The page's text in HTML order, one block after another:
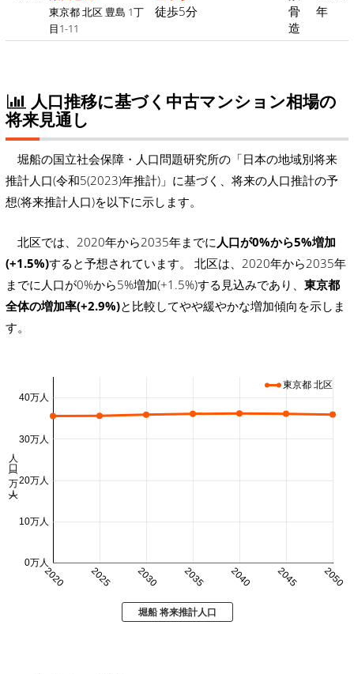
東京都 北区 豊島 1丁
目1-11
徒歩5分
骨
造
年
人口推移に基づく中古マンション相場の
将来見通し
堀船の国立社会保障・人口問題研究所の「日本の地域別将来
推計人口(令和5(2023)年推計)」に基づく、将来の人口推計の予
想(将来推計人口)を以下に示します。
北区では、2020年から2035年までに 人口が0%から5%増加
(+1.5%)すると予想されています。 北区は、2020年から2035年
までに人口が0%から5%増加(+1.5%)する見込みであり、 東京都
全体の増加率(+2.9%)と比較してやや緩やかな増加傾向を示しま
す。
2020 2025 2030 2035 2040 2045 2050
0万人
10万人
20万人
30万人
40万人
人口 (万人)
東京都 北区
堀船 将来推計人口